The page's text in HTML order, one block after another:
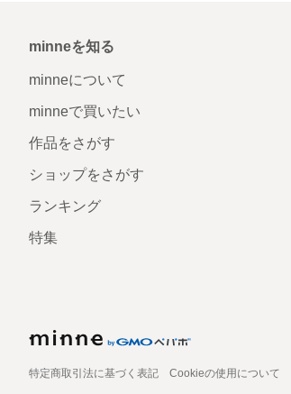
minneを知る
minneについて
minneで買いたい
作品をさがす
ショップをさがす
ランキング
特集
特定商取引法に基づく表記 Cookieの使用について